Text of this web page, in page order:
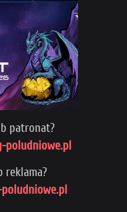
patronat?
poludniowe.pl
reklama?